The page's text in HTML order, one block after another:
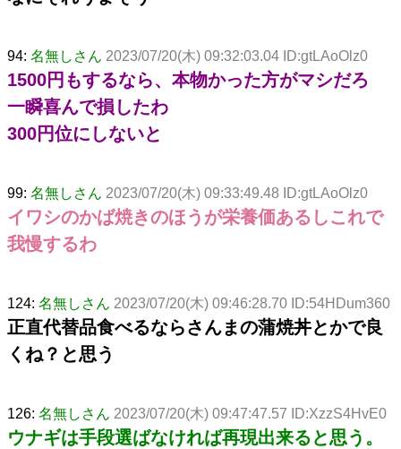
94: 名無しさん 2023/07/20(木) 09:32:03.04 ID:gtLAoOlz0
1500円もするなら、本物かった方がマシだろ
一瞬喜んで損したわ
300円位にしないと
99: 名無しさん 2023/07/20(木) 09:33:49.48 ID:gtLAoOlz0
イワシのかば焼きのほうが栄養価あるしこれで
我慢するわ
124: 名無しさん 2023/07/20(木) 09:46:28.70 ID:54HDum360
正直代替品食べるならさんまの蒲焼丼とかで良
くね？と思う
126: 名無しさん 2023/07/20(木) 09:47:47.57 ID:XzzS4HvE0
ウナギは手段選ばなければ再現出来ると思う。